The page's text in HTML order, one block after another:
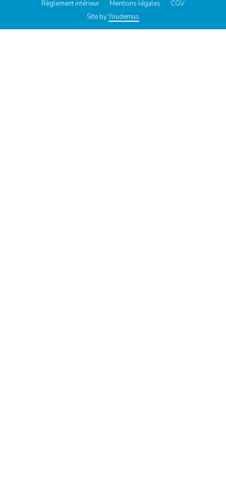
Règlement intérieur Mentions légales
CGV
Site byYoudemus